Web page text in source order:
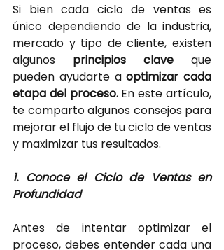
Si bien cada ciclo de ventas es
único dependiendo de la industria,
mercado y tipo de cliente, existen
algunos principios clave que
pueden ayudarte a optimizar cada
etapa del proceso. En este artículo,
te comparto algunos consejos para
mejorar el flujo de tu ciclo de ventas
y maximizar tus resultados.
1. Conoce el Ciclo de Ventas en
Profundidad
Antes de intentar optimizar el
proceso, debes entender cada una